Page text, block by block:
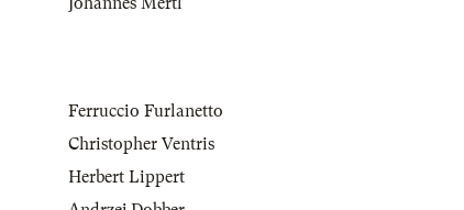
Ferruccio Furlanetto
Christopher Ventris
Herbert Lippert